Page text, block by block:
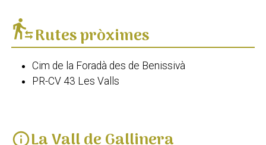
transfer_within_a_stationRutes pròximes
Cim de la Foradà des de Benissivà
PR-CV 43 Les Valls
info